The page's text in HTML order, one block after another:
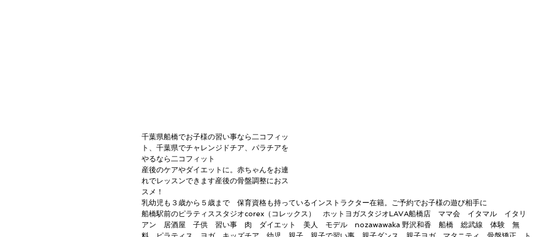
千葉県船橋でお子様の習い事なら二コフィッ
ト、千葉県でチャレンジドチア、パラチアを
やるなら二コフィット
産後のケアやダイエットに。赤ちゃんをお連
れでレッスンできます産後の骨盤調整におス
スメ！
乳幼児も３歳から５歳まで　保育資格も持っているインストラクター在籍。ご予約でお子様の遊び相手に
船橋駅前のピラティススタジオcorex（コレックス）　ホットヨガスタジオLAVA船橋店　ママ会　イタマル　イタリ
アン　居酒屋　子供　習い事　肉　ダイエット　美人　モデル　nozawawaka 野沢和香　船橋　総武線　体験　無